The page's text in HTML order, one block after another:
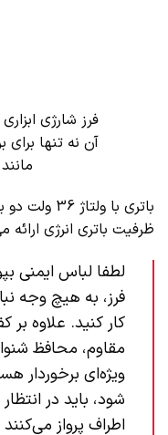
فرز شارژی
آن نه تنها
ظرفیت باتری انرژی ارائه
لطفا لباس ایمنی
فرز، به هیچ وجه
کار کنید. علاوه
مقاوم، محافظ
ویژه‌ای
شود، باید در
اطراف پرواز